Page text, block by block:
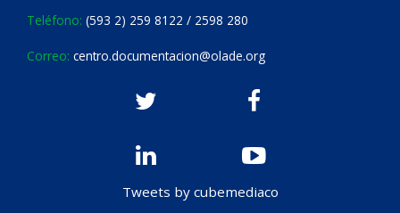
Teléfono: (593 2) 259 8122 / 2598 280
Correo: centro.documentacion@olade.org
Tweets by cubemediaco